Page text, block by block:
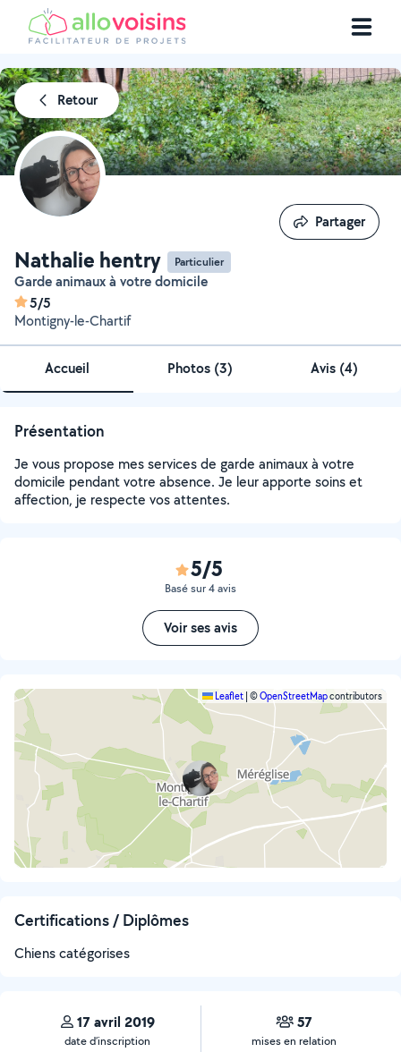
Retour
Nathalie hentry Particulier
Garde animaux à votre domicile
5/5
Montigny-le-Chartif
Partager
Partager
Accueil Photos (3) Avis (4)
Présentation
Je vous propose mes services de garde animaux à votre
domicile pendant votre absence. Je leur apporte soins et
affection, je respecte vos attentes.
5/5
Basé sur 4 avis
Voir ses avis
Leaflet ©OpenStreetMapcontributors
Certifications / Diplômes
Chiens catégorises
17 avril 2019
date d’inscription
57
mises en relation